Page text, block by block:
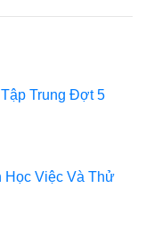
Trung Đợt 5
Việc Và Thử